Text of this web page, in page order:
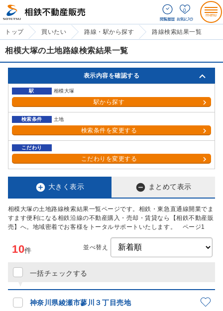
0
トップ 買いたい 路線・駅から探す 路線検索結果一覧
相模大塚の土地路線検索結果一覧
表示内容を確認する
駅 相模大塚
駅から探す
検索条件 土地
検索条件を変更する
こだわり
こだわりを変更する
 大きく表示  まとめて表示
相模大塚の土地路線検索結果一覧ページです。相鉄・東急直通線開業でま
すます便利になる相鉄沿線の不動産購入・売却・賃貸なら【相鉄不動産販
売】へ。地域密着でお客様をトータルサポートいたします。 ページ1
並べ替え
一括チェックする
10件
神奈川県綾瀬市蓼川３丁目売地